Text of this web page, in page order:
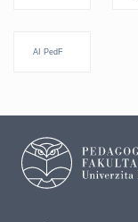
AI PedF